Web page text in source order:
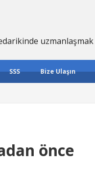
uzmanlaşmak
SSS Bize Ulaşın
önce